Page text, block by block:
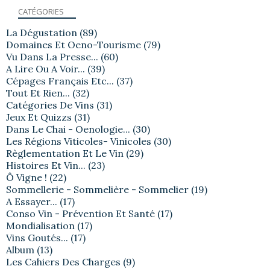
CATÉGORIES
La Dégustation (89)
Domaines Et Oeno-Tourisme (79)
Vu Dans La Presse... (60)
A Lire Ou A Voir... (39)
Cépages Français Etc... (37)
Tout Et Rien... (32)
Catégories De Vins (31)
Jeux Et Quizzs (31)
Dans Le Chai - Oenologie... (30)
Les Régions Viticoles- Vinicoles (30)
Règlementation Et Le Vin (29)
Histoires Et Vin... (23)
Ô Vigne ! (22)
Sommellerie - Sommelière - Sommelier (19)
A Essayer... (17)
Conso Vin - Prévention Et Santé (17)
Mondialisation (17)
Vins Goutés... (17)
Album (13)
Les Cahiers Des Charges (9)